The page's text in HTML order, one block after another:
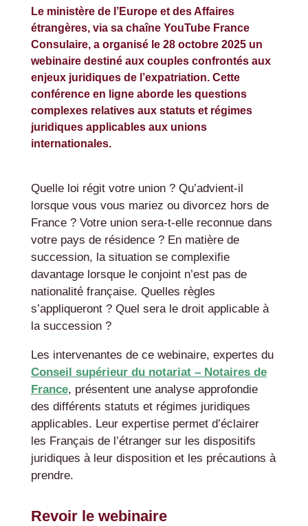
Le ministère de l’Europe et des Affaires
étrangères, via sa chaîne YouTube France
Consulaire, a organisé le 28 octobre 2025 un
webinaire destiné aux couples confrontés aux
enjeux juridiques de l’expatriation. Cette
conférence en ligne aborde les questions
complexes relatives aux statuts et régimes
juridiques applicables aux unions
internationales.
Quelle loi régit votre union ? Qu’advient-il
lorsque vous vous mariez ou divorcez hors de
France ? Votre union sera-t-elle reconnue dans
votre pays de résidence ? En matière de
succession, la situation se complexifie
davantage lorsque le conjoint n’est pas de
nationalité française. Quelles règles
s’appliqueront ? Quel sera le droit applicable à
la succession ?
Les intervenantes de ce webinaire, expertes du
Conseil supérieur du notariat – Notaires de
France, présentent une analyse approfondie
des différents statuts et régimes juridiques
applicables. Leur expertise permet d’éclairer
les Français de l’étranger sur les dispositifs
juridiques à leur disposition et les précautions à
prendre.
Revoir le webinaire